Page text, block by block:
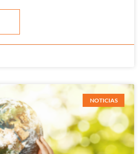
NOTICIAS